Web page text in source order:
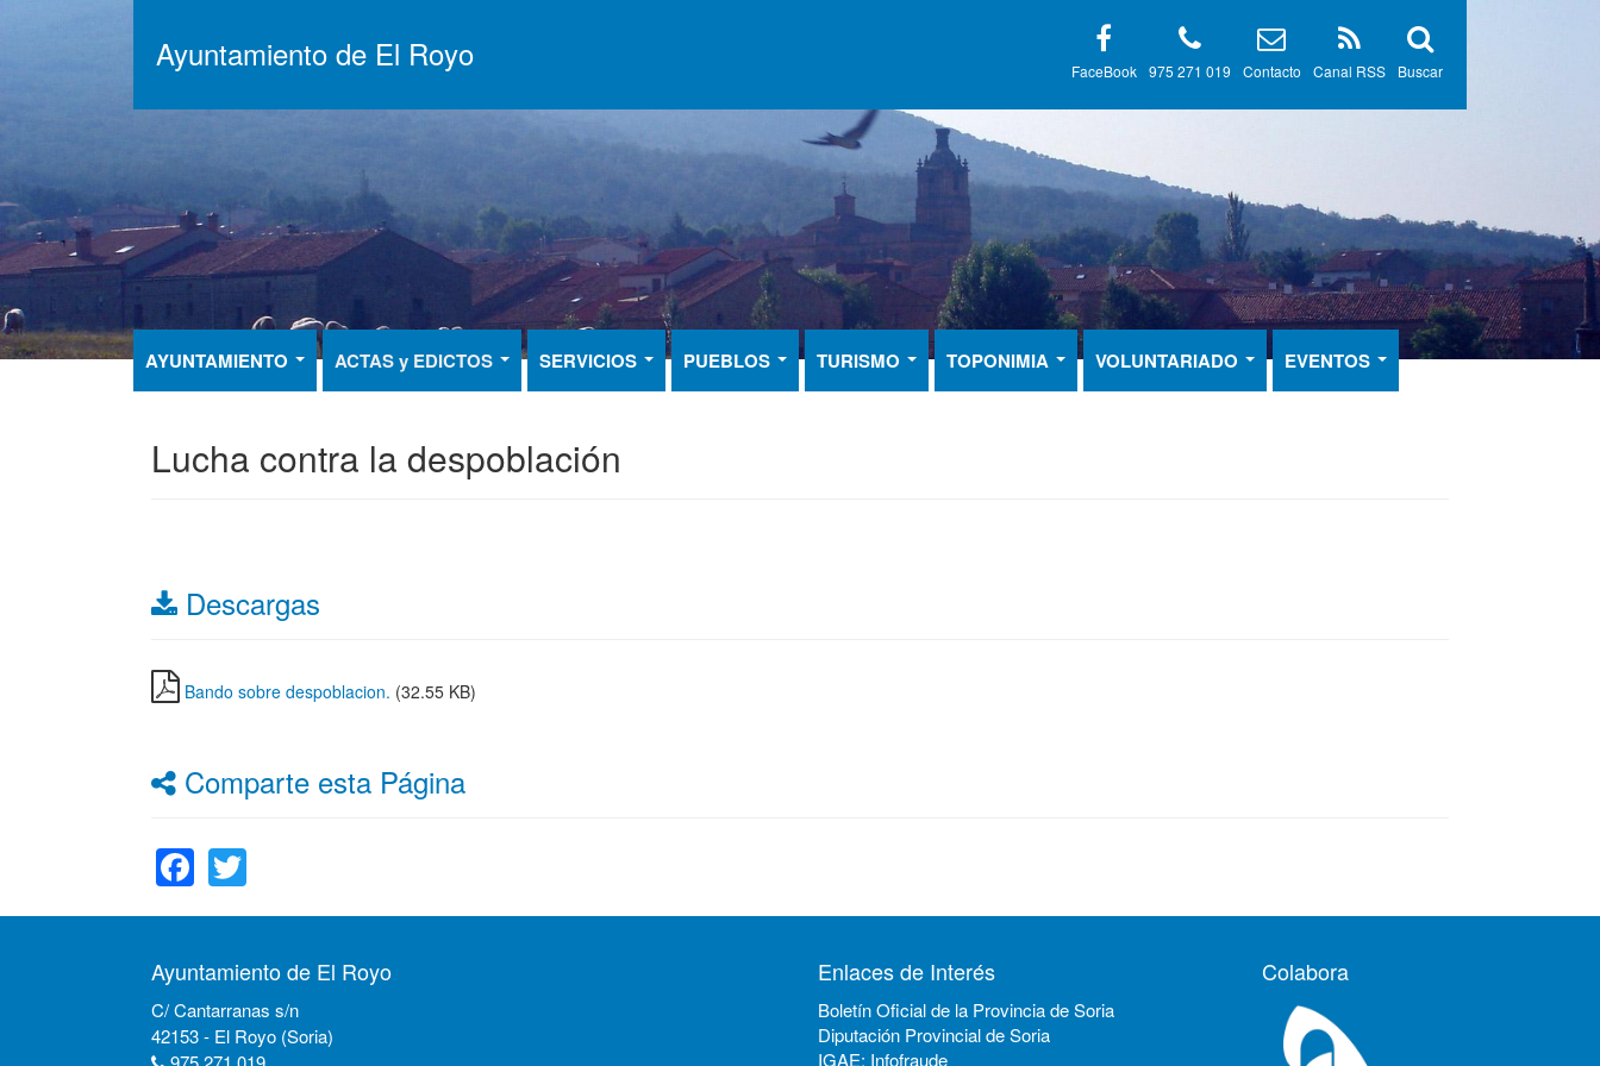
Ayuntamiento de El Royo Buscar
Canal RSS
Contacto
975 271 019
FaceBook
AYUNTAMIENTO ACTAS y EDICTOS SERVICIOS PUEBLOS TURISMO TOPONIMIA VOLUNTARIADO EVENTOS
Lucha contra la despoblación
Descargas
Bando sobre despoblacion. (32.55 KB)
Comparte esta Página
Facebook
Ayuntamiento de El Royo
C/ Cantarranas s/n
42153 - El Royo (Soria)
Enlaces de Interés
Boletín Oficial de la Provincia de Soria
Diputación Provincial de Soria
IGAE: Infofraude
Colabora